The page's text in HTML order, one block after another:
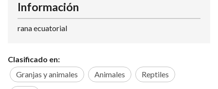
Información
rana ecuatorial
Clasificado en:
Granjas y animales
Animales Reptiles